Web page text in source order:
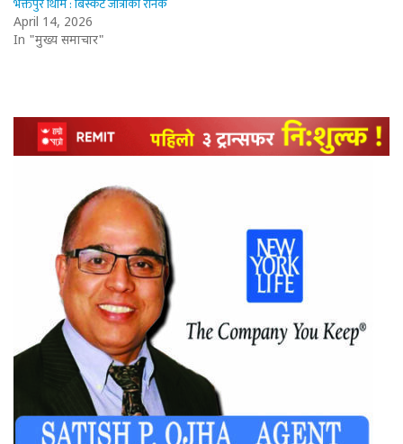
April 14, 2026
In "मुख्य समाचार"